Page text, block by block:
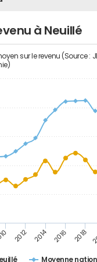
à Neuillé
sur le revenu (Source :
Moyenne
2012 2014 2016 2018